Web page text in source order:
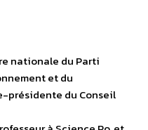
nationale du Parti
et du
présidente du Conseil